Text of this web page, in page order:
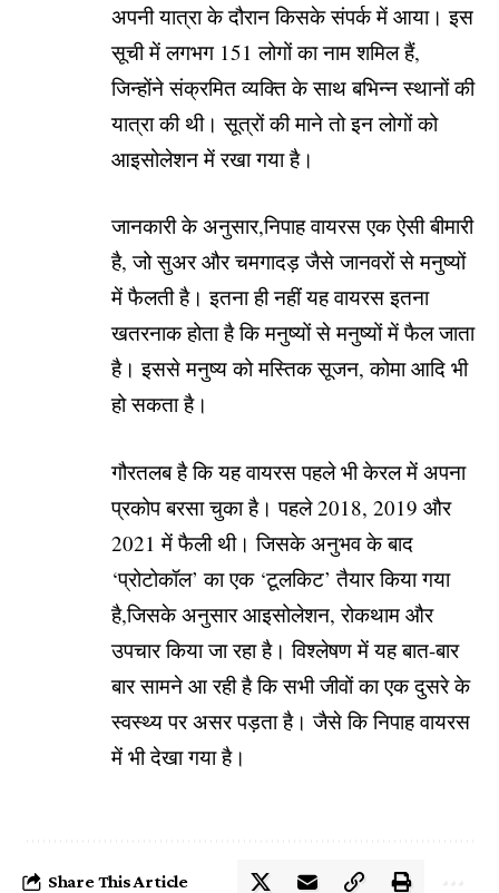
अपनी यात्रा के दौरान किसके संपर्क में आया। इस
सूची में लगभग 151 लोगों का नाम शमिल हैं,
जिन्होंने संक्रमित व्यक्ति के साथ बभिन्न स्थानों की
यात्रा की थी। सूत्रों की माने तो इन लोगों को
आइसोलेशन में रखा गया है।
जानकारी के अनुसार,निपाह वायरस एक ऐसी बीमारी
है, जो सुअर और चमगादड़ जैसे जानवरों से मनुष्यों
में फैलती है। इतना ही नहीं यह वायरस इतना
खतरनाक होता है कि मनुष्यों से मनुष्यों में फैल जाता
है। इससे मनुष्य को मस्तिक सूजन, कोमा आदि भी
हो सकता है।
गौरतलब है कि यह वायरस पहले भी केरल में अपना
प्रकोप बरसा चुका है। पहले 2018, 2019 और
2021 में फैली थी। जिसके अनुभव के बाद
‘प्रोटोकॉल’ का एक ‘टूलकिट’ तैयार किया गया
है,जिसके अनुसार आइसोलेशन, रोकथाम और
उपचार किया जा रहा है। विश्लेषण में यह बात-बार
बार सामने आ रही है कि सभी जीवों का एक दुसरे के
स्वस्थ्य पर असर पड़ता है। जैसे कि निपाह वायरस
में भी देखा गया है।
Share This Article